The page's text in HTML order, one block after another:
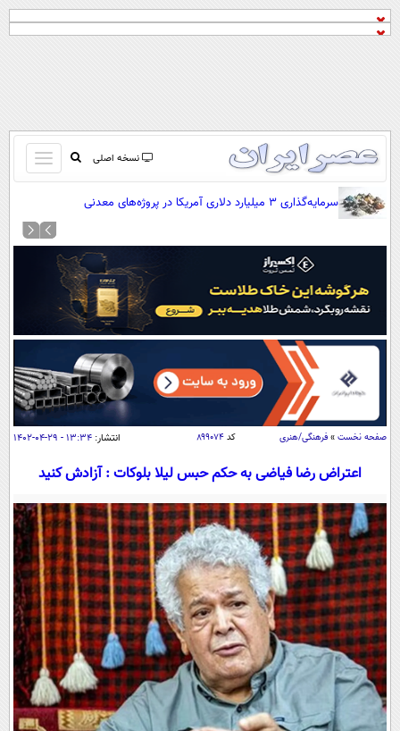
نسخه اصلی
باز
و
کردن
صفحه اول
آرشیو
نظرسنجی
آب و هوا
اوقات شرعی
سواد زندگی
اقتصاد
جامعه
حوادث
سلامت
یک برش دانایی
محیط زیست
سفر و تفریح
بین الملل
سیاست خارجی
فرهنگ و هنر
علم و دانش
فناوری و It
علمی
اخبار کریپتو
قرآن
گوناگون
سرگرمی
باشگاه مغز
فیلم
اقتصاد
عصر ایران 2
سرمایه‌گذاری ۳ میلیارد دلاری آمریکا در پروژه‌های معدنی
صفحه نخست » فرهنگی/هنری کد۸۹۹۰۷۴ انتشار: ۱۳:۳۴ - ۲۹-۰۴-۱۴۰۲
اعتراض رضا فیاضی به حکم حبس لیلا بلوکات : آزادش کنید